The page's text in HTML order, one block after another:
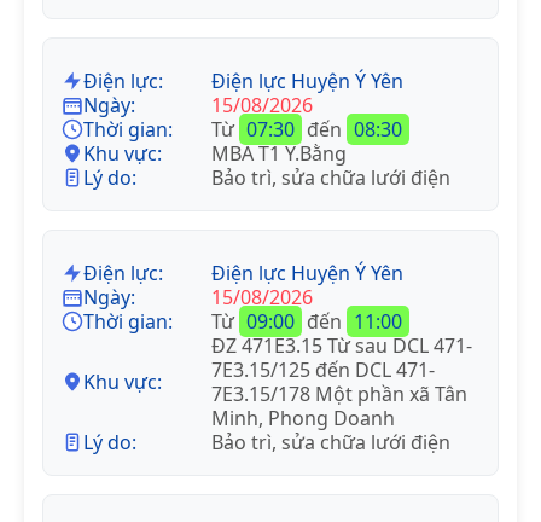
Điện lực:
Điện lực Huyện Ý Yên
Ngày:
15/08/2026
Thời gian:
Từ 07:30 đến 08:30
Khu vực:
MBA T1 Y.Bằng
Lý do:
Bảo trì, sửa chữa lưới điện
Điện lực:
Điện lực Huyện Ý Yên
Ngày:
15/08/2026
Thời gian:
Từ 09:00 đến 11:00
Khu vực:
ĐZ 471E3.15 Từ sau DCL 471-
7E3.15/125 đến DCL 471-
7E3.15/178 Một phần xã Tân
Minh, Phong Doanh
Lý do:
Bảo trì, sửa chữa lưới điện